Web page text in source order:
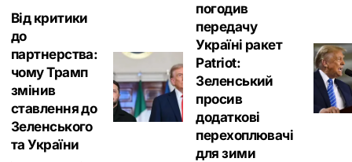
Від критики
до
партнерства:
чому Трамп
змінив
ставлення до
Зеленського
та України
погодив
передачу
Україні ракет
Patriot:
Зеленський
просив
додаткові
перехоплювачі
для зими